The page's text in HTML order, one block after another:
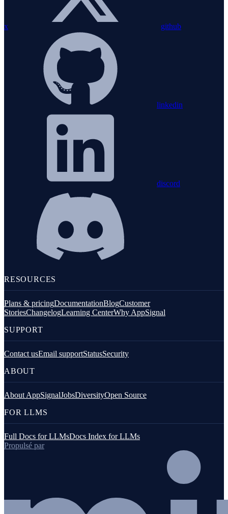
x github
linkedin
discord
RESOURCES
Plans & pricingDocumentationBlogCustomer
StoriesChangelogLearning CenterWhy AppSignal
SUPPORT
Contact usEmail supportStatusSecurity
ABOUT
About AppSignalJobsDiversityOpen Source
FOR LLMS
Full Docs for LLMsDocs Index for LLMs
Propulsé par